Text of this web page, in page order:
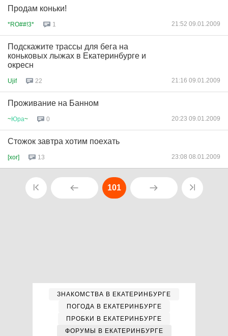
Продам коньки!
*RO##!3* 1 21:52 09.01.2009
Подскажите трассы для бега на
коньковых лыжах в Екатеринбурге и
окресн
Ujif 22 21:16 09.01.2009
Проживание на Банном
~Юра~ 0 20:23 09.01.2009
Стожок завтра хотим поехать
[xor] 13 23:08 08.01.2009
101
ЗНАКОМСТВА В ЕКАТЕРИНБУРГЕ
ПОГОДА В ЕКАТЕРИНБУРГЕ
ПРОБКИ В ЕКАТЕРИНБУРГЕ
ФОРУМЫ В ЕКАТЕРИНБУРГЕ